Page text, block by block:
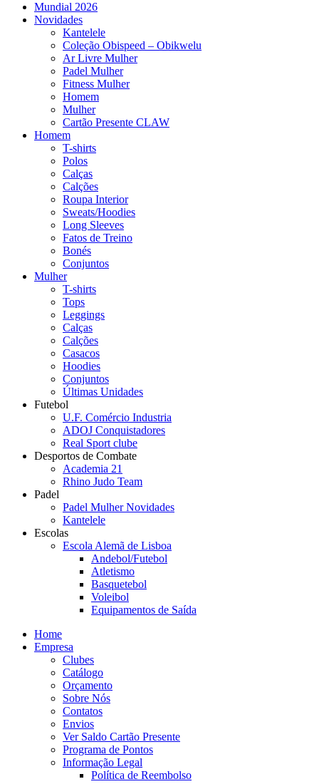
Mundial 2026
Novidades
Kantelele
Coleção Obispeed – Obikwelu
Ar Livre Mulher
Padel Mulher
Fitness Mulher
Homem
Mulher
Cartão Presente CLAW
Homem
T-shirts
Polos
Calças
Calções
Roupa Interior
Sweats/Hoodies
Long Sleeves
Fatos de Treino
Bonés
Conjuntos
Mulher
T-shirts
Tops
Leggings
Calças
Calções
Casacos
Hoodies
Conjuntos
Últimas Unidades
Futebol
U.F. Comércio Industria
ADOJ Conquistadores
Real Sport clube
Desportos de Combate
Academia 21
Rhino Judo Team
Padel
Padel Mulher Novidades
Kantelele
Escolas
Escola Alemã de Lisboa
Andebol/Futebol
Atletismo
Basquetebol
Voleibol
Equipamentos de Saída
Home
Empresa
Clubes
Catálogo
Orçamento
Sobre Nós
Contatos
Envios
Ver Saldo Cartão Presente
Programa de Pontos
Informação Legal
Política de Reembolso